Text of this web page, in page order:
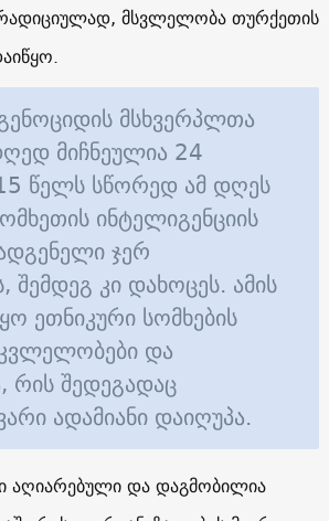
მსვლელობა თურქეთის
მსხვერპლთა
მიჩნეულია 24
წელს სწორედ ამ დღეს
ინტელიგენციის
ჯერ
შემდეგ კი დახოცეს. ამის
ეთნიკური სომხების
და
რის შედეგადაც
ადამიანი დაიღუპა.
აღიარებული და დაგმობილია